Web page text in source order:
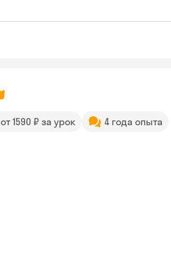
от 1590 ₽ за урок 4 года опыта